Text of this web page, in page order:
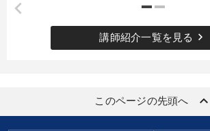
講師紹介一覧を見る keyboard_arrow_right
このページの先頭へ keyboard_arrow_up